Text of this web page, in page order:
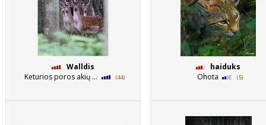
Walldis
Keturios poros akių ...
(44)
haiduks
Ohota
(5)